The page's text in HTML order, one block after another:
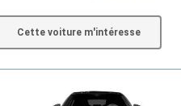
Cette voiture m'intéresse